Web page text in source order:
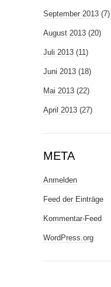
September 2013 (7)
August 2013 (20)
Juli 2013 (11)
Juni 2013 (18)
Mai 2013 (22)
April 2013 (27)
META
Anmelden
Feed der Einträge
Kommentar-Feed
WordPress.org